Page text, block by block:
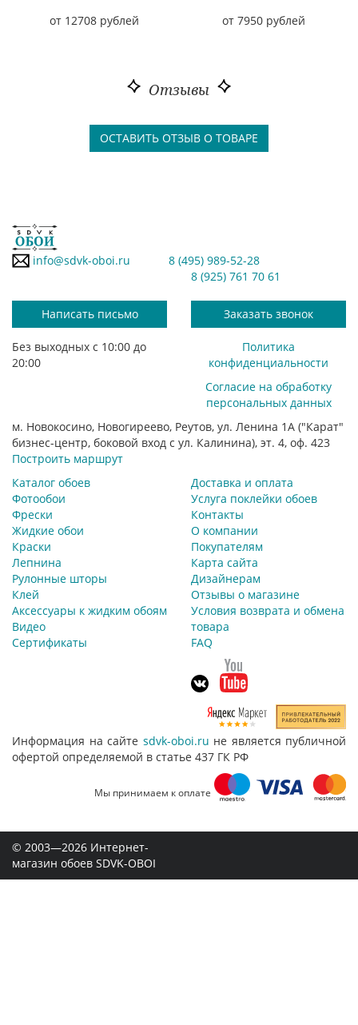
от 12708 рублей от 7950 рублей
Отзывы
ОСТАВИТЬ ОТЗЫВ О ТОВАРЕ
info@sdvk-oboi.ru
8 (495) 989-52-28
8 (925) 761 70 61
Написать письмо Заказать звонок
Без выходных с 10:00 до
20:00
Политика
конфиденциальности
Согласие на обработку
персональных данных
м. Новокосино, Новогиреево, Реутов, ул. Ленина 1А ("Карат"
бизнес-центр, боковой вход с ул. Калинина), эт. 4, оф. 423
Построить маршрут
Каталог обоев
Фотообои
Фрески
Жидкие обои
Краски
Лепнина
Рулонные шторы
Клей
Аксессуары к жидким обоям
Видео
Сертификаты
Доставка и оплата
Услуга поклейки обоев
Контакты
О компании
Покупателям
Карта сайта
Дизайнерам
Отзывы о магазине
Условия возврата и обмена
товара
FAQ
Информация на сайте sdvk-oboi.ru не является публичной
офертой определяемой в статье 437 ГК РФ
Мы принимаем к оплате
© 2003—2026 Интернет-
магазин обоев SDVK-OBOI